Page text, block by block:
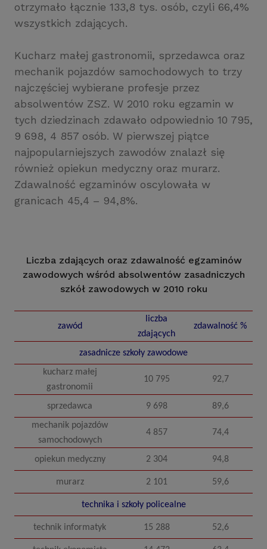
otrzymało łącznie 133,8 tys. osób, czyli 66,4%
wszystkich zdających.
Kucharz małej gastronomii, sprzedawca oraz
mechanik pojazdów samochodowych to trzy
najczęściej wybierane profesje przez
absolwentów ZSZ. W 2010 roku egzamin w
tych dziedzinach zdawało odpowiednio 10 795,
9 698, 4 857 osób. W pierwszej piątce
najpopularniejszych zawodów znalazł się
również opiekun medyczny oraz murarz.
Zdawalność egzaminów oscylowała w
granicach 45,4 – 94,8%.
Liczba zdających oraz zdawalność egzaminów
zawodowych wśród absolwentów zasadniczych
szkół zawodowych w 2010 roku
zawód
liczba
zdających
zdawalność %
zasadnicze szkoły zawodowe
kucharz małej
gastronomii
10 795 92,7
sprzedawca 9 698
89,6
mechanik pojazdów
samochodowych
4 857 74,4
opiekun medyczny 2 304 94,8
murarz 2 101 59,6
technika i szkoły policealne
technik informatyk 15 288 52,6